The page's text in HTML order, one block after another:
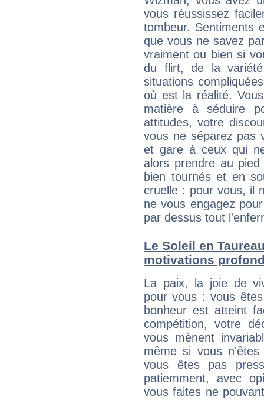
vous réussissez
tombeur. Sentiments
que vous ne savez
vraiment ou bien si
du flirt, de la
situations
où est la réalité.
matière à séduire
attitudes, votre
vous ne séparez pas
et gare à ceux qui
alors prendre au
bien tournés et en
cruelle : pour vous, il
ne vous engagez
par dessus tout
Le Soleil en
motivations
La paix, la joie de
pour vous : vous
bonheur est atteint
compétition, votre
vous mènent
même si vous
vous êtes pas
patiemment, avec
vous faites ne